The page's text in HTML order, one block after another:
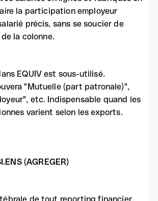
la participation employeur
précis, sans se soucier de
la colonne.
EQUIV est sous-utilisé.
"Mutuelle (part patronale)",
etc. Indispensable quand les
varient selon les exports.
(AGREGER)